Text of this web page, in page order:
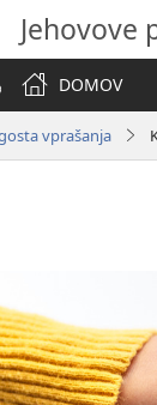
Jehovove
DOMOV
vprašanja